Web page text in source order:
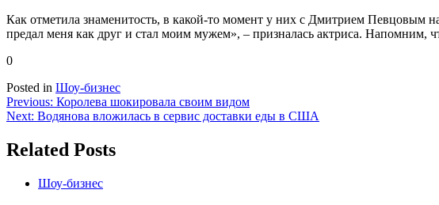
Как отметила знаменитость, в какой-то момент у них с Дмитрием Певцовым
предал меня как друг и стал моим мужем», – призналась актриса.
0
Posted in Шоу-бизнес
Навигация
по
записям
Previous: Королева шокировала своим видом
Next: Водянова вложилась в сервис доставки еды в США
Related Posts
Шоу-бизнес